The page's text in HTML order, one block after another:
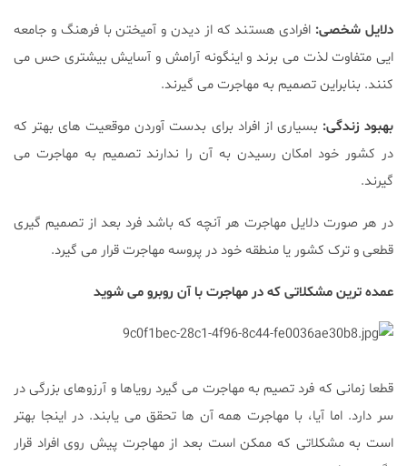
دلایل شخصی: افرادی هستند که از دیدن و آمیختن با فرهنگ و جامعه
ایی متفاوت لذت می برند و اینگونه آرامش و آسایش بیشتری حس می
کنند. بنابراین تصمیم به مهاجرت می گیرند.
بهبود زندگی: بسیاری از افراد برای بدست آوردن موقعیت های بهتر که
در کشور خود امکان رسیدن به آن را ندارند تصمیم به مهاجرت می
گیرند.
در هر صورت دلایل مهاجرت هر آنچه که باشد فرد بعد از تصمیم گیری
قطعی و ترک کشور یا منطقه خود در پروسه مهاجرت قرار می گیرد.
عمده ترین مشکلاتی که در مهاجرت با آن روبرو می شوید
قطعا زمانی که فرد تصیم به مهاجرت می گیرد رویاها و آرزوهای بزرگی در
سر دارد. اما آیا، با مهاجرت همه آن ها تحقق می یابند. در اینجا بهتر
است به مشکلاتی که ممکن است بعد از مهاجرت پیش روی افراد قرار